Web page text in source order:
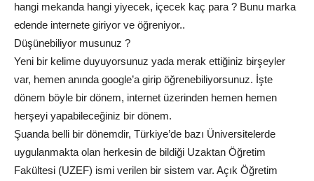
hangi mekanda hangi yiyecek, içecek kaç para ? Bunu marka
edende internete giriyor ve öğreniyor..
Düşünebiliyor musunuz ?
Yeni bir kelime duyuyorsunuz yada merak ettiğiniz birşeyler
var, hemen anında google’a girip öğrenebiliyorsunuz. İşte
dönem böyle bir dönem, internet üzerinden hemen hemen
herşeyi yapabileceğiniz bir dönem.
Şuanda belli bir dönemdir, Türkiye’de bazı Üniversitelerde
uygulanmakta olan herkesin de bildiği Uzaktan Öğretim
Fakültesi (UZEF) ismi verilen bir sistem var. Açık Öğretim